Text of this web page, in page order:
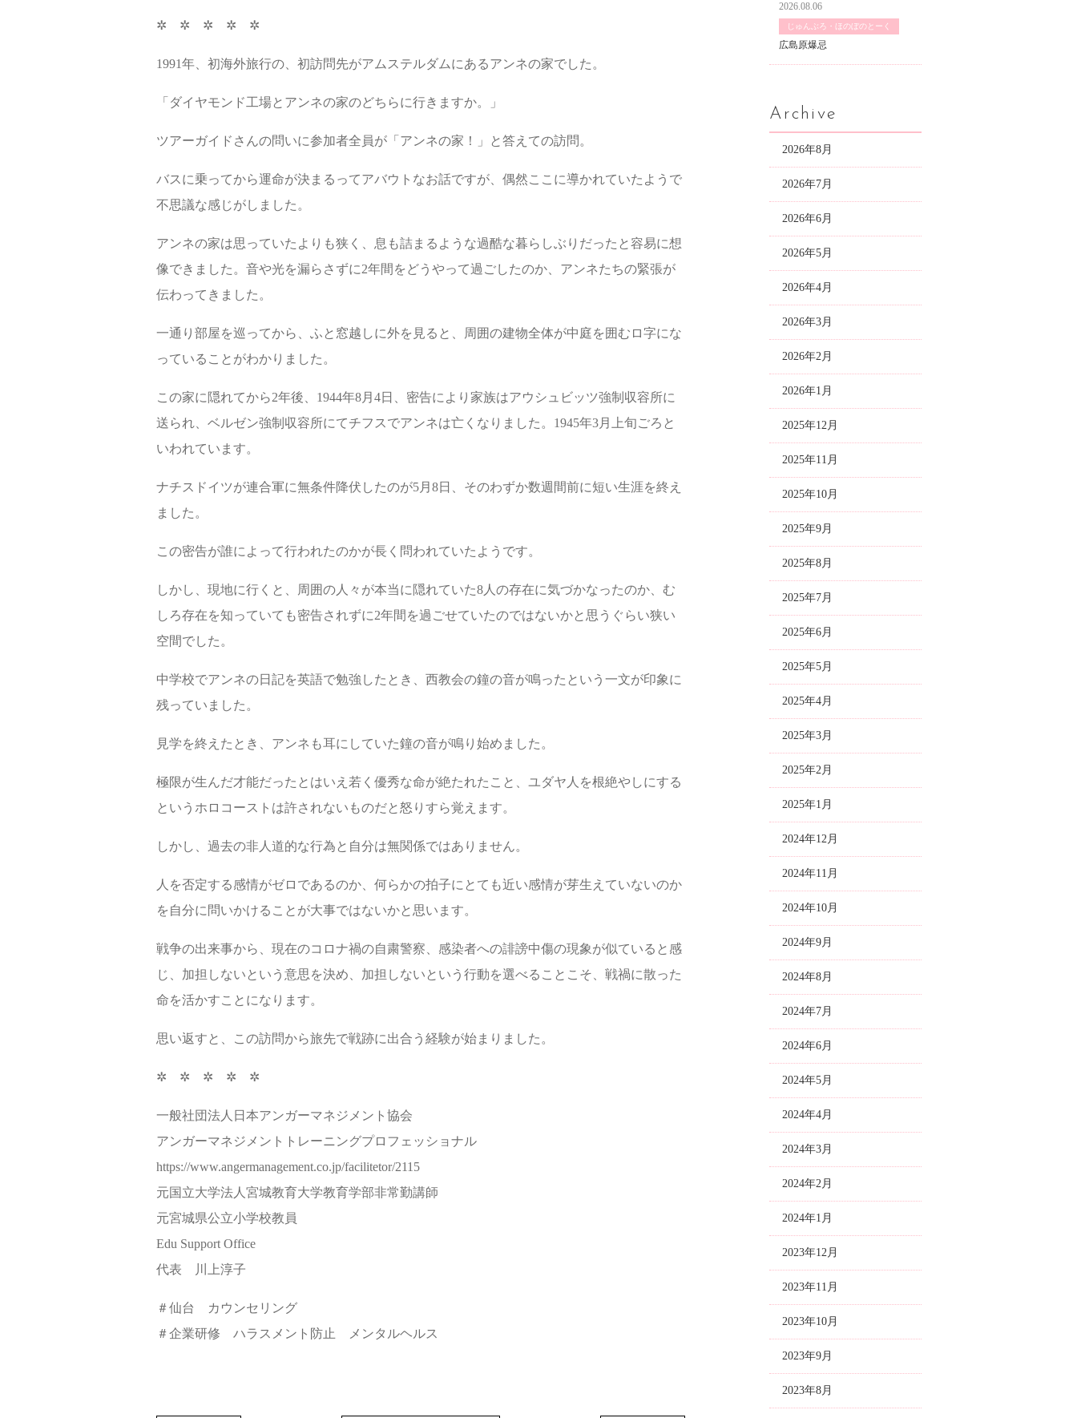
✲ ✲ ✲ ✲ ✲
1991年、初海外旅行の、初訪問先がアムステルダムにあるアンネの家でした。
「ダイヤモンド工場とアンネの家のどちらに行きますか。」
ツアーガイドさんの問いに参加者全員が「アンネの家！」と答えての訪問。
バスに乗ってから運命が決まるってアバウトなお話ですが、偶然ここに導かれていたようで
不思議な感じがしました。
アンネの家は思っていたよりも狭く、息も詰まるような過酷な暮らしぶりだったと容易に想
像できました。音や光を漏らさずに2年間をどうやって過ごしたのか、アンネたちの緊張が
伝わってきました。
一通り部屋を巡ってから、ふと窓越しに外を見ると、周囲の建物全体が中庭を囲むロ字にな
っていることがわかりました。
この家に隠れてから2年後、1944年8月4日、密告により家族はアウシュビッツ強制収容所に
送られ、ベルゼン強制収容所にてチフスでアンネは亡くなりました。1945年3月上旬ごろと
いわれています。
ナチスドイツが連合軍に無条件降伏したのが5月8日、そのわずか数週間前に短い生涯を終え
ました。
この密告が誰によって行われたのかが長く問われていたようです。
しかし、現地に行くと、周囲の人々が本当に隠れていた8人の存在に気づかなったのか、む
しろ存在を知っていても密告されずに2年間を過ごせていたのではないかと思うぐらい狭い
空間でした。
中学校でアンネの日記を英語で勉強したとき、西教会の鐘の音が鳴ったという一文が印象に
残っていました。
見学を終えたとき、アンネも耳にしていた鐘の音が鳴り始めました。
極限が生んだ才能だったとはいえ若く優秀な命が絶たれたこと、ユダヤ人を根絶やしにする
というホロコーストは許されないものだと怒りすら覚えます。
しかし、過去の非人道的な行為と自分は無関係ではありません。
人を否定する感情がゼロであるのか、何らかの拍子にとても近い感情が芽生えていないのか
を自分に問いかけることが大事ではないかと思います。
戦争の出来事から、現在のコロナ禍の自粛警察、感染者への誹謗中傷の現象が似ていると感
じ、加担しないという意思を決め、加担しないという行動を選べることこそ、戦禍に散った
命を活かすことになります。
思い返すと、この訪問から旅先で戦跡に出合う経験が始まりました。
✲ ✲ ✲ ✲ ✲
一般社団法人日本アンガーマネジメント協会
アンガーマネジメントトレーニングプロフェッショナル
https://www.angermanagement.co.jp/facilitetor/2115
元国立大学法人宮城教育大学教育学部非常勤講師
元宮城県公立小学校教員
Edu Support Office
代表 川上淳子
＃仙台 カウンセリング
＃企業研修 ハラスメント防止 メンタルヘルス
2026.08.06
じゅんぶろ・ほのぼのとーく
広島原爆忌
Archive
2026年8月
2026年7月
2026年6月
2026年5月
2026年4月
2026年3月
2026年2月
2026年1月
2025年12月
2025年11月
2025年10月
2025年9月
2025年8月
2025年7月
2025年6月
2025年5月
2025年4月
2025年3月
2025年2月
2025年1月
2024年12月
2024年11月
2024年10月
2024年9月
2024年8月
2024年7月
2024年6月
2024年5月
2024年4月
2024年3月
2024年2月
2024年1月
2023年12月
2023年11月
2023年10月
2023年9月
2023年8月